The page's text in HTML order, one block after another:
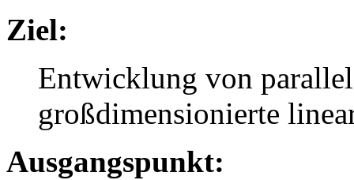
Ziel:
Entwicklung von
großdimensionierte
Ausgangspunkt: